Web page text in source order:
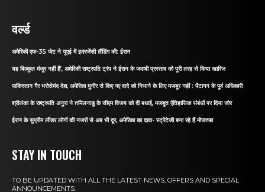
वर्ल्ड
अमेरिकी एफ-35 जेट ने यूएई में इमरजेंसी लैंडिंग की: ईरान
यह बिल्कुल मंजूर नहीं है’, अमेरिकी राष्ट्रपति ट्रंप ने ईरान के जवाबी प्रस्ताव को पूरी तरह से किया खारिज
पाकिस्तान गैर भरोसेमंद देश, अमेरिका मुनीर से किए गए वादे को निभाने के लिए मजबूर नहीं : पेंटागन के पूर्व अधिकारी
श्रीलंका के राष्ट्रपति अनुरा ने तमिलनाडु के सीएम विजय को दी बधाई, मजबूत ऐतिहासिक संबंधों पर दिया जोर
ईरान के सुप्रीम लीडर लोगों की नजरों से अब भी दूर, अमेरिका का दावा- स्ट्रैटेजी बना रहे हैं मोजतबा
STAY IN TOUCH
TO BE UPDATED WITH ALL THE LATEST NEWS, OFFERS AND SPECIAL
ANNOUNCEMENTS.